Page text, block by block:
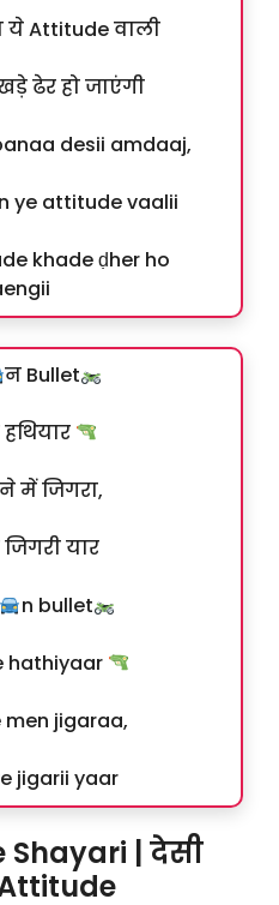
ये Attitude वाली
ढेर हो जाएंगी
desii amdaaj,
ye attitude vaalii
khade ḍher ho
न Bullet
में जिगरा,
यार
n bullet
hathiyaar
men jigaraa,
jigarii yaar
Shayari | देसी